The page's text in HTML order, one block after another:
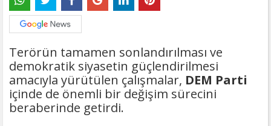
Terörün tamamen sonlandırılması ve
demokratik siyasetin güçlendirilmesi
amacıyla yürütülen çalışmalar, DEM Parti
içinde de önemli bir değişim sürecini
beraberinde getirdi.